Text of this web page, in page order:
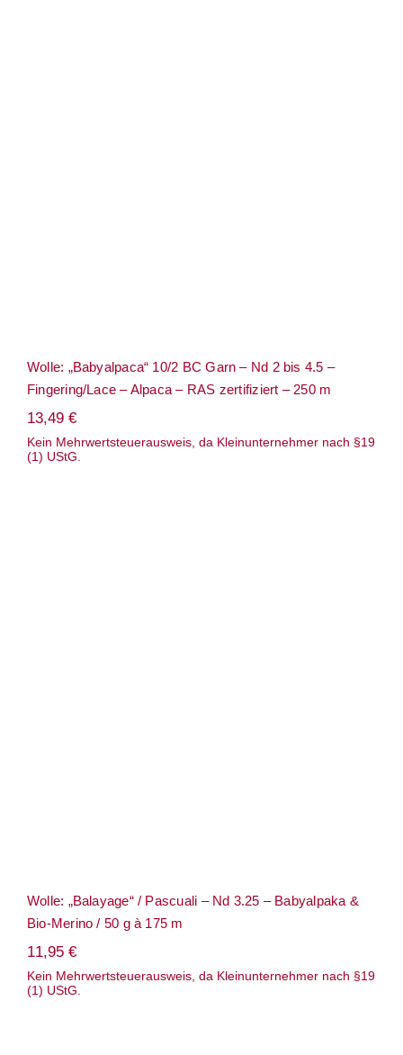
Wolle: „Babyalpaca“ 10/2 BC Garn – Nd 2 bis 4.5 –
Fingering/Lace – Alpaca – RAS zertifiziert – 250 m
13,49 €
Kein Mehrwertsteuerausweis, da Kleinunternehmer nach §19
(1) UStG.
Wolle: „Balayage“ / Pascuali – Nd 3.25 – Babyalpaka &
Bio-Merino / 50 g à 175 m
11,95 €
Kein Mehrwertsteuerausweis, da Kleinunternehmer nach §19
(1) UStG.